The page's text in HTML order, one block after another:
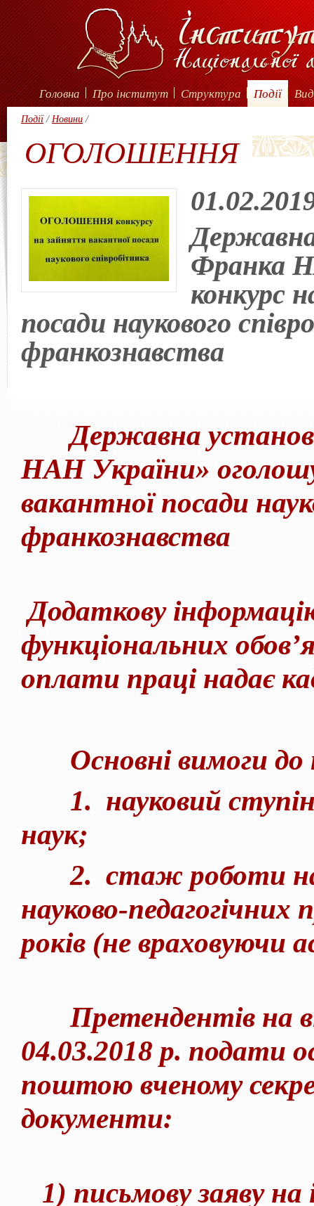
Головна Про інститут Структура Події
Події/ Новини /
ОГОЛОШЕННЯ
Франка
конкурс
посади наукового
франкознавства
Державна
НАН України»
вакантної посади
франкознавства
Додаткову
функціональних
оплати праці надає
Основні вимоги до
1. науковий
наук;
2. стаж роботи на
науково-
років (не враховуючи
Претендентів на
04.03.2018 р. подати
поштою вченому
документи:
1) письмову заяву на